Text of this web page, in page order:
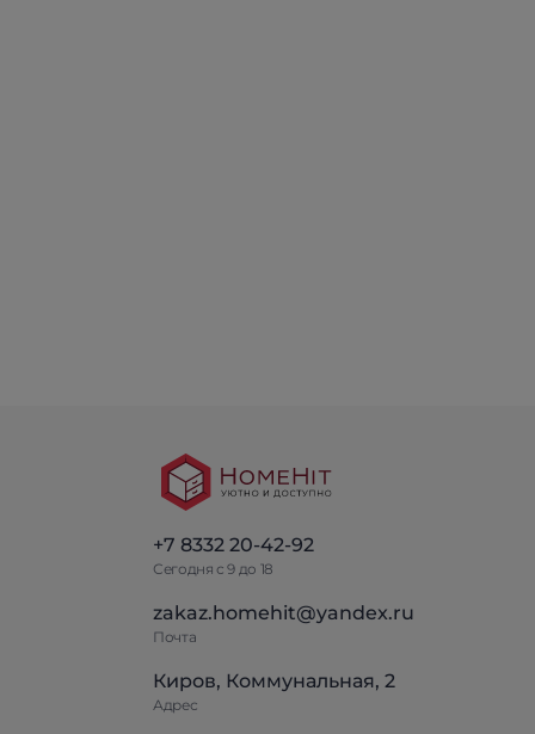
+7 8332 20-42-92
Сегодня с 9 до 18
zakaz.homehit@yandex.ru
Почта
Киров, Коммунальная, 2
Адрес